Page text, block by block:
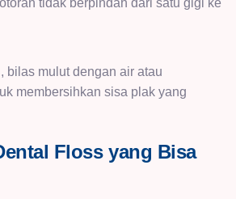
tidak berpindah dari satu gigi ke
bilas mulut dengan air atau
membersihkan sisa plak yang
Floss yang Bisa